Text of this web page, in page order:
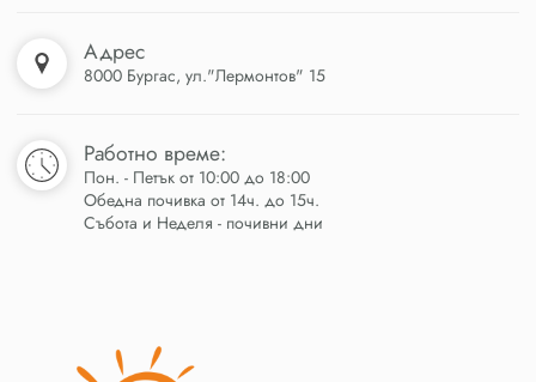
Адрес
8000 Бургас, ул."Лермонтов" 15
Работно време:
Пон. - Петък от 10:00 до 18:00
Обедна почивка от 14ч. до 15ч.
Събота и Неделя - почивни дни